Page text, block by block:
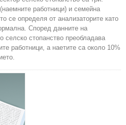
работници) и семейна
се определя от анализаторите като
Според данните на
селско стопанство преобладава
работници, а наетите са около 10%